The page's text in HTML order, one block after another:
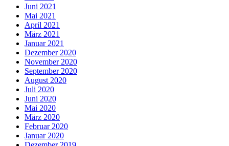
Juni 2021
Mai 2021
April 2021
März 2021
Januar 2021
Dezember 2020
November 2020
September 2020
August 2020
Juli 2020
Juni 2020
Mai 2020
März 2020
Februar 2020
Januar 2020